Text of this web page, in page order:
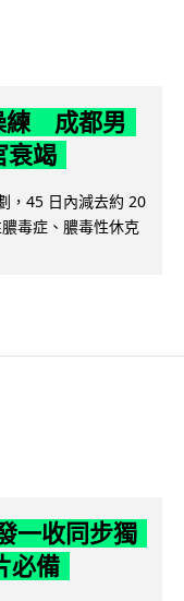
練 成都男
衰竭
，45 日內減去約 20
毒症、膿毒性休克
一收同步獨
必備